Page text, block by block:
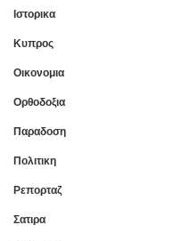
Ιστορικα
Κυπρος
Οικονομια
Ορθοδοξια
Παραδοση
Πολιτικη
Ρεπορταζ
Σατιρα